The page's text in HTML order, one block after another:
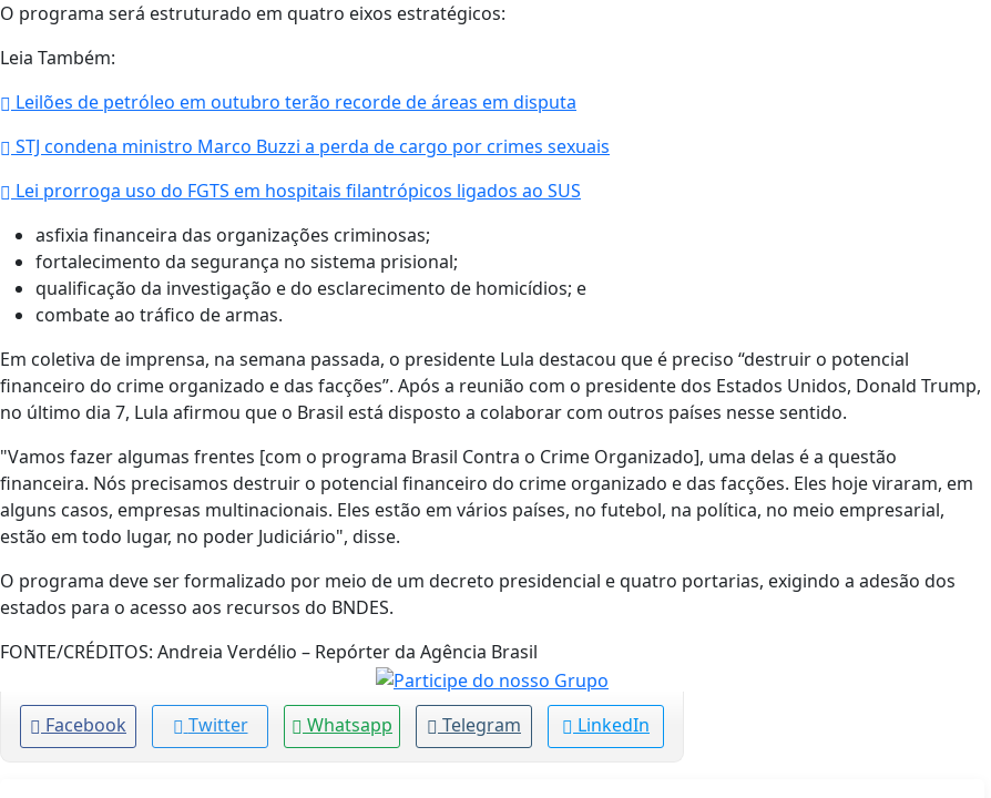
O programa será estruturado em quatro eixos estratégicos:
Leia Também:
Leilões de petróleo em outubro terão recorde de áreas em disputa
STJ condena ministro Marco Buzzi a perda de cargo por crimes sexuais
Lei prorroga uso do FGTS em hospitais filantrópicos ligados ao SUS
asfixia financeira das organizações criminosas;
fortalecimento da segurança no sistema prisional;
qualificação da investigação e do esclarecimento de homicídios; e
combate ao tráfico de armas.
Em coletiva de imprensa, na semana passada, o presidente Lula destacou que é preciso “destruir o potencial
financeiro do crime organizado e das facções”. Após a reunião com o presidente dos Estados Unidos, Donald Trump,
no último dia 7, Lula afirmou que o Brasil está disposto a colaborar com outros países nesse sentido.
"Vamos fazer algumas frentes [com o programa Brasil Contra o Crime Organizado], uma delas é a questão
financeira. Nós precisamos destruir o potencial financeiro do crime organizado e das facções. Eles hoje viraram, em
alguns casos, empresas multinacionais. Eles estão em vários países, no futebol, na política, no meio empresarial,
estão em todo lugar, no poder Judiciário", disse.
O programa deve ser formalizado por meio de um decreto presidencial e quatro portarias, exigindo a adesão dos
estados para o acesso aos recursos do BNDES.
FONTE/CRÉDITOS: Andreia Verdélio – Repórter da Agência Brasil
Facebook Twitter Whatsapp Telegram LinkedIn